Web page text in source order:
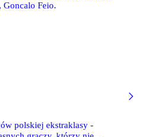
Goncalo Feio.
polskiej ekstraklasy -